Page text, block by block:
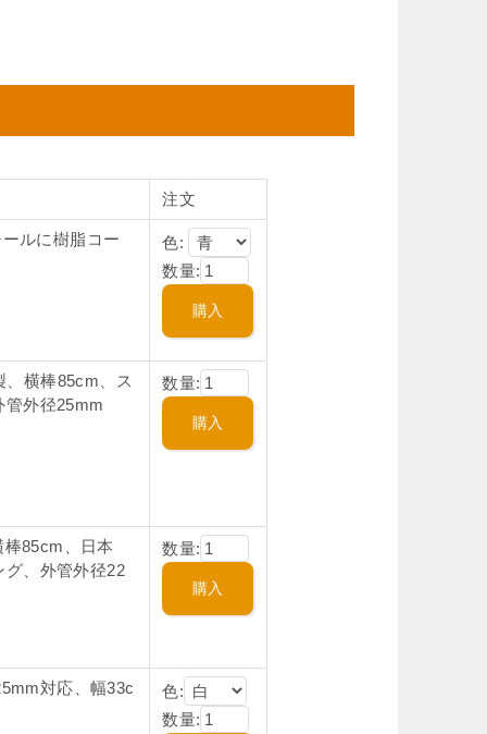
注文
ルに樹脂コー
色:
数量:
、横棒85cm、ス
管外径25mm
数量:
85cm、日本
グ、外管外径22
数量:
対応、幅33c
色:
数量: